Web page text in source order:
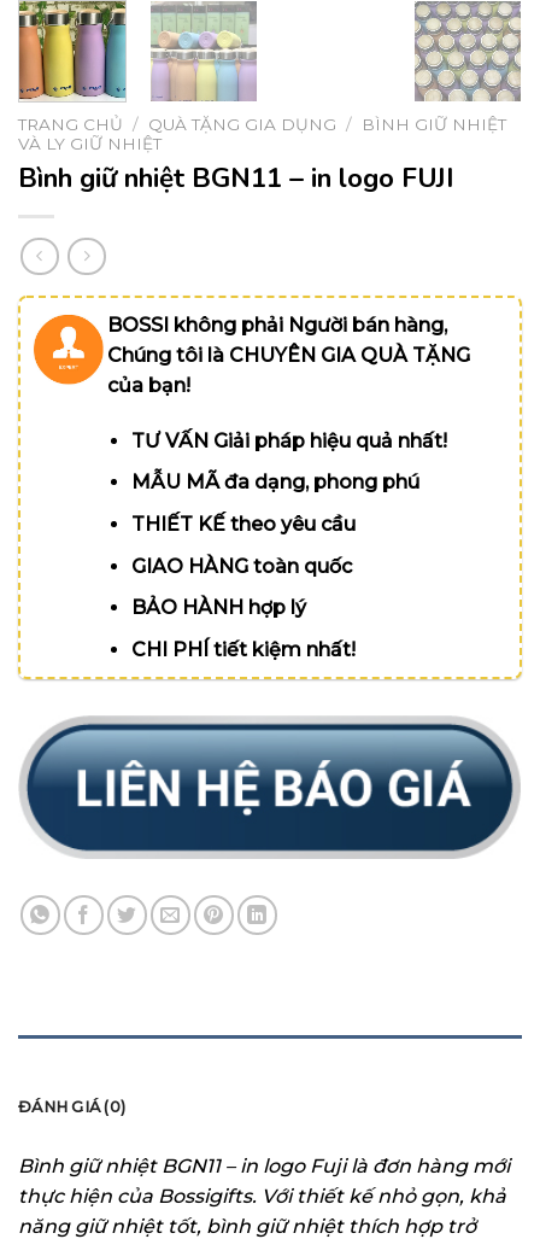
TRANG CHỦ / QUÀ TẶNG GIA DỤNG /
BÌNH GIỮ NHIỆT
VÀ LY GIỮ NHIỆT
Bình giữ nhiệt BGN11 – in logo FUJI
BOSSI không phải Người bán hàng,
Chúng tôi là CHUYÊN GIA QUÀ TẶNG
của bạn!
TƯ VẤN Giải pháp hiệu quả nhất!
MẪU MÃ đa dạng, phong phú
THIẾT KẾ theo yêu cầu
GIAO HÀNG toàn quốc
BẢO HÀNH hợp lý
CHI PHÍ tiết kiệm nhất!
ĐÁNH GIÁ (0)
Bình giữ nhiệt BGN11 – in logo Fuji là đơn hàng mới
thực hiện của Bossigifts. Với thiết kế nhỏ gọn, khả
năng giữ nhiệt tốt, bình giữ nhiệt thích hợp trở